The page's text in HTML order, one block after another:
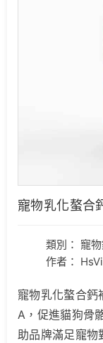
寵物乳化螯合
類別： 寵
作者：
寵物乳化螯合鈣
A，促進貓狗骨
助品牌滿足寵物